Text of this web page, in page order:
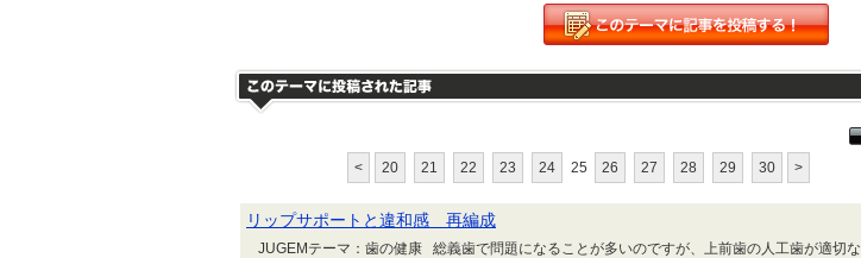
< 20 21 22 23 24 25 26 27 28 29 30 >
リップサポートと違和感 再編成
JUGEMテーマ：歯の健康 総義歯で問題になることが多いのですが、上前歯の人工歯が適切